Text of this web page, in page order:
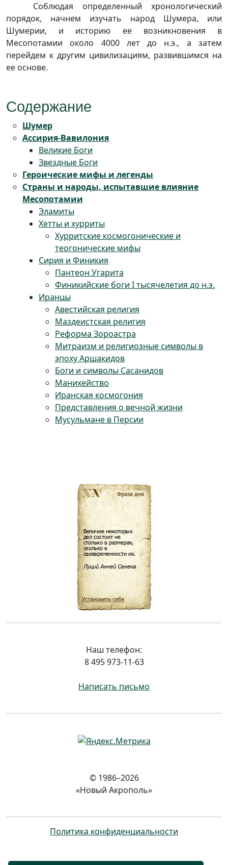
Соблюдая определенный хронологический
порядок, начнем изучать народ Шумера, или
Шумерии, и историю ее возникновения в
Месопотамии около 4000 лет до н.э., а затем
перейдем к другим цивилизациям, развившимся на
ее основе.
Содержание
Шумер
Ассирия-Вавилония
Великие Боги
Звездные Боги
Героические мифы и легенды
Страны и народы, испытавшие влияние
Месопотамии
Эламиты
Хетты и хурриты
Хурритские космогонические и
теогонические мифы
Сирия и Финикия
Пантеон Угарита
Финикийские боги I тысячелетия до н.э.
Иранцы
Авестийская религия
Маздеистская религия
Реформа Зороастра
Митраизм и религиозные символы в
эпоху Аршакидов
Боги и символы Сасанидов
Манихейство
Иранская космогония
Представления о вечной жизни
Мусульмане в Персии
Наш телефон:
8 495 973-11-63
Написать письмо
© 1986–2026
«Новый Акрополь»
Политика конфиденциальности